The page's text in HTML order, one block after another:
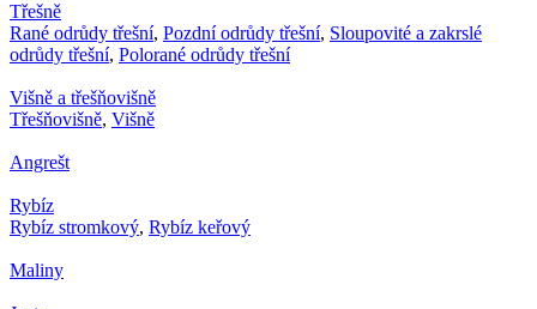
Třešně
Rané odrůdy třešní, Pozdní odrůdy třešní, Sloupovité a zakrslé
odrůdy třešní, Polorané odrůdy třešní
Višně a třešňovišně
Třešňovišně, Višně
Angrešt
Rybíz
Rybíz stromkový, Rybíz keřový
Maliny